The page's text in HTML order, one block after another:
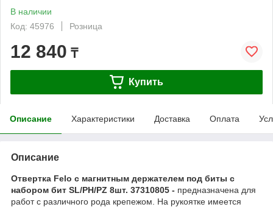
В наличии
Код: 45976
Розница
12 840 ₸
Купить
Описание Характеристики Доставка Оплата
Описание
Отвертка Felo с магнитным держателем под биты с
набором бит SL/PH/PZ 8шт. 37310805 - предназначена для
работ с различного рода крепежом. На рукоятке имеется